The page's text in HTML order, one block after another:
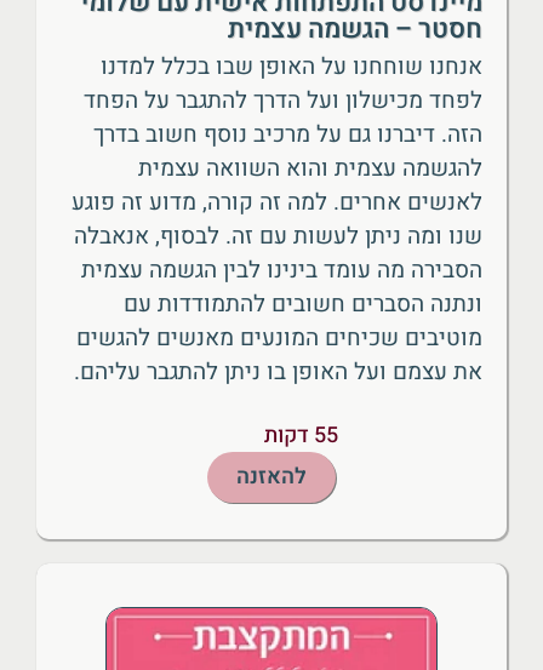
חסטר – הגשמה עצמית
אנחנו שוחחנו על האופן שבו בכלל למדנו
לפחד מכישלון ועל הדרך להתגבר על הפחד
הזה. דיברנו גם על מרכיב נוסף חשוב בדרך
להגשמה עצמית והוא השוואה עצמית
לאנשים אחרים. למה זה קורה, מדוע זה פוגע
שנו ומה ניתן לעשות עם זה. לבסוף, אנאבלה
הסבירה מה עומד בינינו לבין הגשמה עצמית
ונתנה הסברים חשובים להתמודדות עם
מוטיבים שכיחים המונעים מאנשים להגשים
את עצמם ועל האופן בו ניתן להתגבר עליהם.
55 דקות
להאזנה